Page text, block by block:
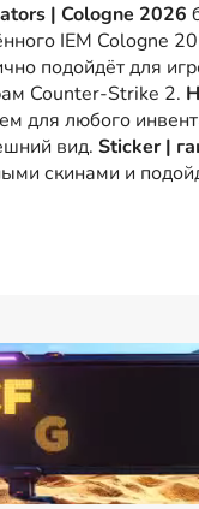
| Cologne 2026
IEM Cologne
подойдёт для
Counter-Strike 2.
для любого
вид. Sticker |
скинами и